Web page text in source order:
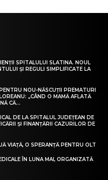
SPITALULUI SLATINA. NOUL
ȘI REGULI SIMPLIFICATE LA
NOU-NĂSCUȚII PREMATURI
„CÂND O MAMĂ AFLATĂ
CĂ...
DE LA SPITALUL JUDEȚEAN DE
ȘI FINANȚĂRII CAZURILOR DE
VIAȚĂ, O SPERANȚĂ PENTRU OLT
ÎN LUNA MAI, ORGANIZATĂ